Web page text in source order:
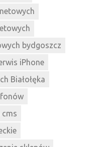
bydgoszcz
iPhone
Białołęka
cms